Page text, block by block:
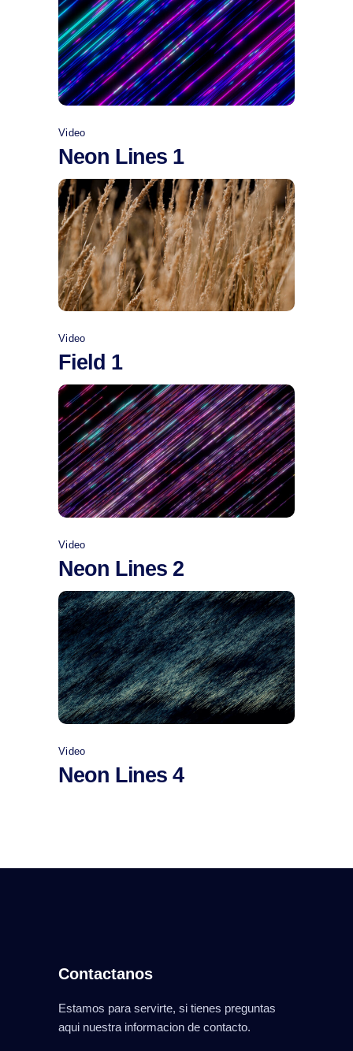
Comprar
Video
Neon Lines 1
Comprar
Video
Field 1
Comprar
Video
Neon Lines 2
Comprar
Video
Neon Lines 4
Contactanos
Estamos para servirte, si tienes preguntas
aqui nuestra informacion de contacto.